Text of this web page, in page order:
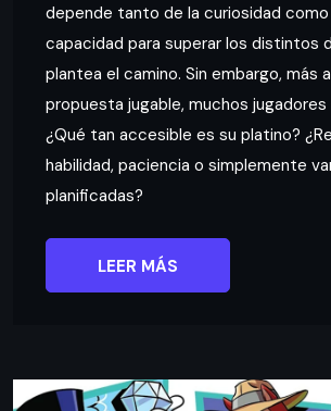
depende tanto de la curiosidad como
capacidad para superar los distintos
plantea el camino. Sin embargo, más
propuesta jugable, muchos
¿Qué tan accesible es su platino?
habilidad, paciencia o simplemente
planificadas?
LEER MÁS